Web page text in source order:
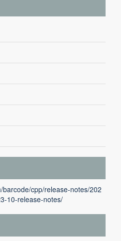
cpp/release-notes/202
10-release-notes/